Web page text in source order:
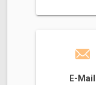
E-Mail